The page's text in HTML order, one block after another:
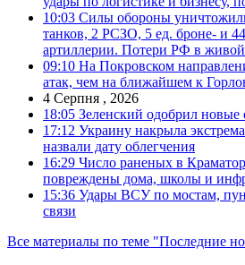
10:03 Силы обороны
танков, 2 РСЗО, 5 ед. броне- и
артиллерии. Потери РФ в
09:10 На Покровском
атак, чем на ближайшем к
4 Серпня , 2026
18:05 Зеленский одобрил
17:12 Украину накрыла
назвали дату облегчения
16:29 Число раненых в
повреждены дома, школы и
15:36 Удары ВСУ по мостам,
связи
Все материалы по теме "Последние